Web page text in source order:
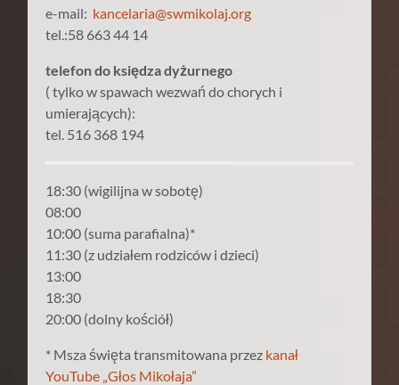
e-mail: kancelaria@swmikolaj.org
tel.:58 663 44 14
telefon do księdza dyżurnego
( tylko w spawach wezwań do chorych i
umierających):
tel. 516 368 194
18:30 (wigilijna w sobotę)
08:00
10:00 (suma parafialna)*
11:30 (z udziałem rodziców i dzieci)
13:00
18:30
20:00 (dolny kościół)
* Msza święta transmitowana przez kanał
YouTube „Głos Mikołaja”